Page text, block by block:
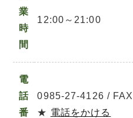
業
時
間
12:00～21:00
電
話
番
0985-27-4126 /
★ 電話をかける